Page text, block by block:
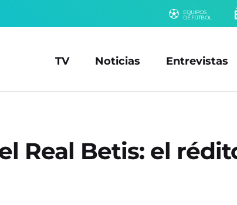
EQUIPOS
DE FÚTBOL
TV Noticias Entrevistas
Real Betis: el